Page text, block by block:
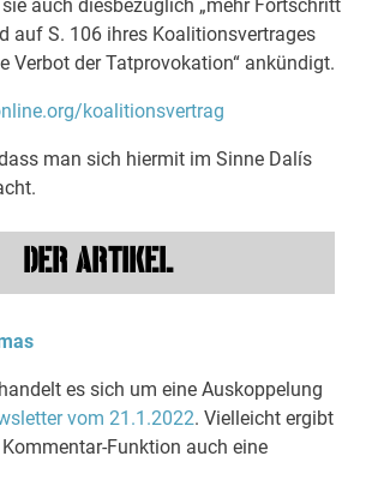
auch diesbezüglich „mehr Fortschritt
auf S. 106 ihres Koalitionsvertrages
Verbot der Tatprovokation“ ankündigt.
koalitionsvertrag
man sich hiermit im Sinne Dalís
DER ARTIKEL
es sich um eine Auskoppelung
vom 21.1.2022. Vielleicht ergibt
Funktion auch eine